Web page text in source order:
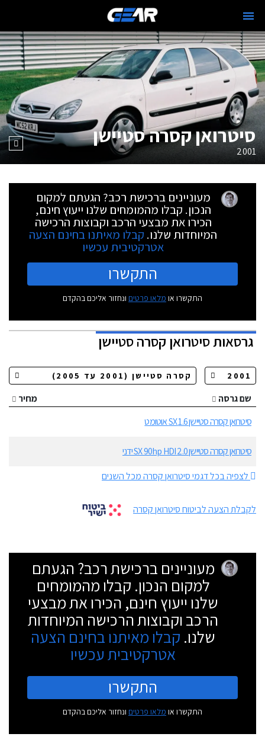
סיטרואן קסרה סטיישן
2001
מעוניינים ברכישת רכב? הגעתם למקום
הנכון. קבלו מהמומחים שלנו ייעוץ חינם,
הכירו את מבצעי הרכב וקבוצות הרכישה
המיוחדות שלנו. קבלו מאיתנו בחינם הצעה
אטרקטיבית עכשיו
התקשרו
התקשרו או מלאו פרטים ונחזור אליכם בהקדם
גרסאותסיטרואן קסרה סטיישן
שם גרסה
מחיר
סיטרואן קסרה סטיישן 1.6 SX אוטומט
סיטרואן קסרה סטיישן 2.0 SX 90hp HDI ידני
לצפיה בכל דגמי סיטרואן קסרה מכל השנים
לקבלת הצעה לביטוח סיטרואן קסרה
מעוניינים ברכישת רכב? הגעתם
למקום הנכון. קבלו מהמומחים
שלנו ייעוץ חינם, הכירו את מבצעי
הרכב וקבוצות הרכישה המיוחדות
שלנו. קבלו מאיתנו בחינם הצעה
אטרקטיבית עכשיו
התקשרו
התקשרו או מלאו פרטים ונחזור אליכם בהקדם